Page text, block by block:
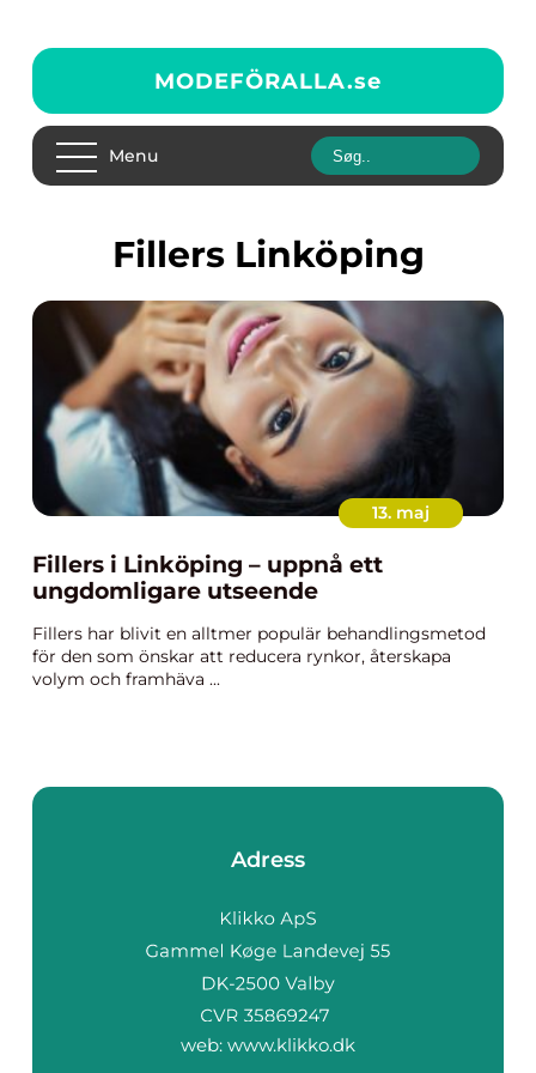
MODEFÖRALLA.se
Menu
fillers Linköping
13. maj
Fillers i Linköping – uppnå ett
ungdomligare utseende
Fillers har blivit en alltmer populär behandlingsmetod
för den som önskar att reducera rynkor, återskapa
volym och framhäva ...
Adress
web: www.klikko.dk